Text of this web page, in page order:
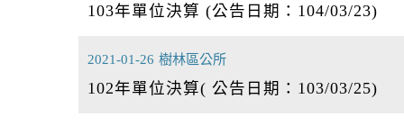
103年單位決算 (公告日期：104/03/23)
2021-01-26 樹林區公所
102年單位決算( 公告日期：103/03/25)